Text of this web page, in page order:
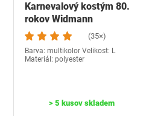
Karnevalový kostým 80.
rokov Widmann
(35×)
Barva: multikolor Velikost: L
Materiál: polyester
> 5 kusov skladem